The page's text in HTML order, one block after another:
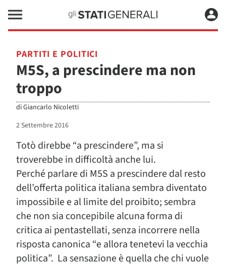
PARTITI E POLITICI
M5S, a prescindere ma non
troppo
diGiancarlo Nicoletti
2 Settembre 2016
Totò direbbe “a prescindere”, ma si
troverebbe in difficoltà anche lui.
Perché parlare di M5S a prescindere dal resto
dell’offerta politica italiana sembra diventato
impossibile e al limite del proibito; sembra
che non sia concepibile alcuna forma di
critica ai pentastellati, senza incorrere nella
risposta canonica “e allora tenetevi la vecchia
politica”. La sensazione è quella che chi vuole